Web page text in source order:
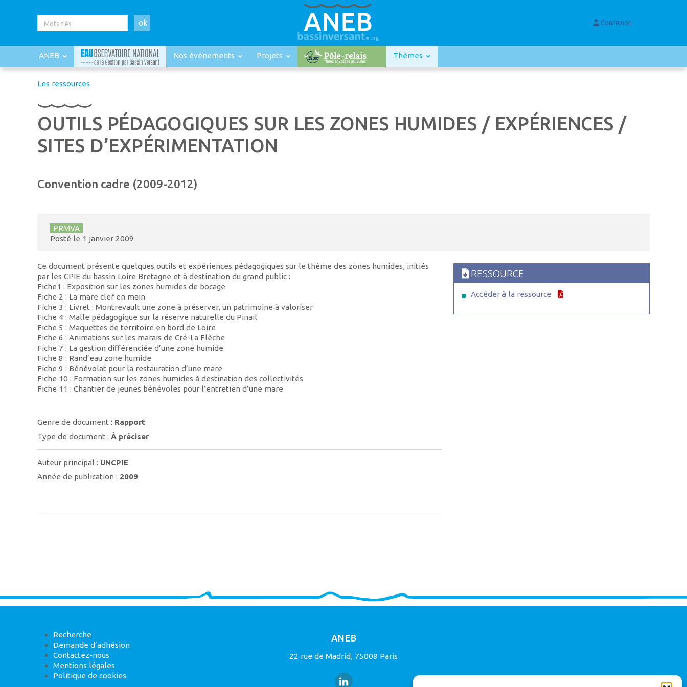
ok Connexion
ANEB Nos événements Projets Thèmes
Les ressources
OUTILS PÉDAGOGIQUES SUR LES ZONES HUMIDES / EXPÉRIENCES /
SITES D’EXPÉRIMENTATION
Convention cadre (2009-2012)
PRMVA
Posté le 1 janvier 2009
Ce document présente quelques outils et expériences pédagogiques sur le thème des zones humides, initiés
par les CPIE du bassin Loire Bretagne et à destination du grand public :
Fiche1 : Exposition sur les zones humides de bocage
Fiche 2 : La mare clef en main
Fiche 3 : Livret : Montrevault une zone à préserver, un patrimoine à valoriser
Fiche 4 : Malle pédagogique sur la réserve naturelle du Pinail
Fiche 5 : Maquettes de territoire en bord de Loire
Fiche 6 : Animations sur les marais de Cré-La Flèche
Fiche 7 : La gestion différenciée d’une zone humide
Fiche 8 : Rand’eau zone humide
Fiche 9 : Bénévolat pour la restauration d’une mare
Fiche 10 : Formation sur les zones humides à destination des collectivités
Fiche 11 : Chantier de jeunes bénévoles pour l’entretien d’une mare
Genre de document : Rapport
Type de document :À préciser
Auteur principal : UNCPIE
Année de publication : 2009
RESSOURCE
Accéder à la ressource
Recherche
Demande d’adhésion
Contactez-nous
Mentions légales
Politique de cookies
ANEB
22 rue de Madrid, 75008 Paris